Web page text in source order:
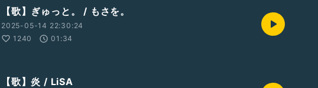
【歌】ぎゅっと。 / もさを。
2025-05-14 22:30:24
1240
01:34
【歌】炎 / LiSA